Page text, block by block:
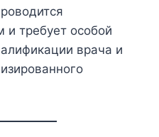
и требует особой
врача и